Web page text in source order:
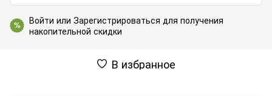
% Войти или Зарегистрироваться для получения
накопительной скидки
В избранное